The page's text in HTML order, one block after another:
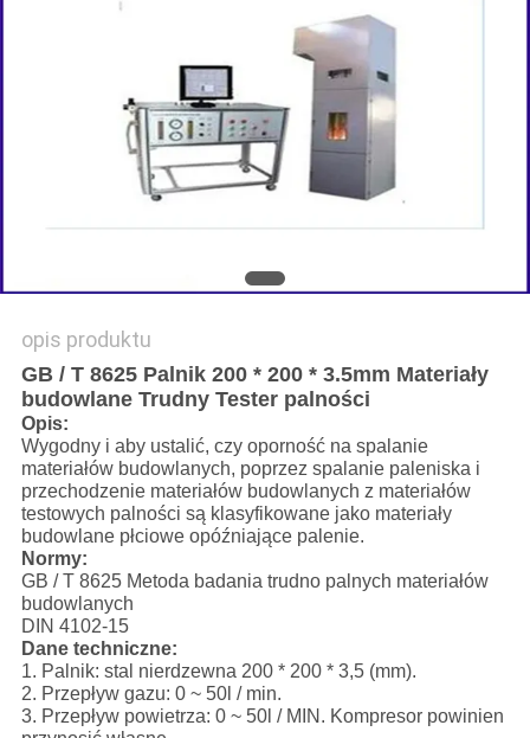
PRYWATNOŚCI
opis produktu
GB / T 8625 Palnik 200 * 200 * 3.5mm Materiały
budowlane Trudny Tester palności
Opis:
Wygodny i aby ustalić, czy oporność na spalanie
materiałów budowlanych, poprzez spalanie paleniska i
przechodzenie materiałów budowlanych z materiałów
testowych palności są klasyfikowane jako materiały
budowlane płciowe opóźniające palenie.
Normy:
GB / T 8625 Metoda badania trudno palnych materiałów
budowlanych
DIN 4102-15
Dane techniczne:
1. Palnik: stal nierdzewna 200 * 200 * 3,5 (mm).
2. Przepływ gazu: 0 ~ 50l / min.
3. Przepływ powietrza: 0 ~ 50l / MIN. Kompresor powinien